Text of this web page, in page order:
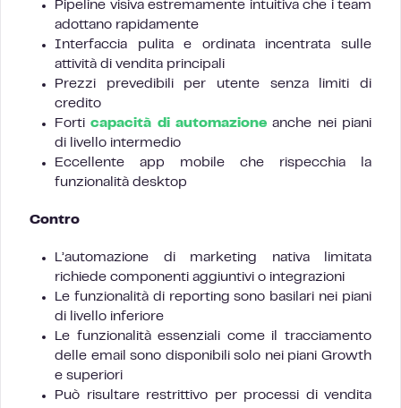
Pipeline visiva estremamente intuitiva che i team
adottano rapidamente
Interfaccia pulita e ordinata incentrata sulle
attività di vendita principali
Prezzi prevedibili per utente senza limiti di
credito
Forticapacità di automazione anche nei piani
di livello intermedio
Eccellente app mobile che rispecchia la
funzionalità desktop
Contro
L’automazione di marketing nativa limitata
richiede componenti aggiuntivi o integrazioni
Le funzionalità di reporting sono basilari nei piani
di livello inferiore
Le funzionalità essenziali come il tracciamento
delle email sono disponibili solo nei piani Growth
e superiori
Può risultare restrittivo per processi di vendita